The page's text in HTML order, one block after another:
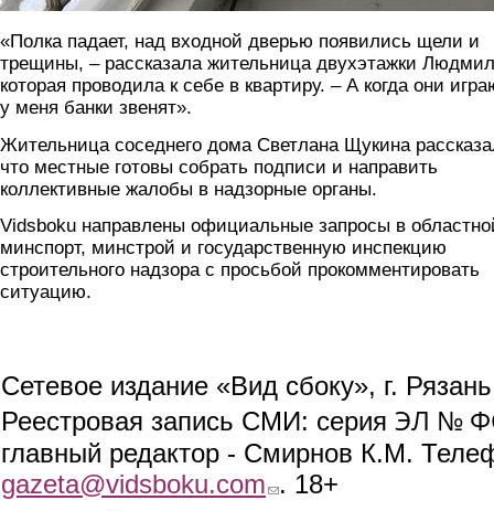
«Полка падает, над входной дверью появились щели и
трещины, – рассказала жительница двухэтажки
которая проводила к себе в квартиру. – А когда они
у меня банки звенят».
Жительница соседнего дома Светлана Щукина
что местные готовы собрать подписи и направить
коллективные жалобы в надзорные органы.
Vidsboku направлены официальные запросы в
минспорт, минстрой и государственную инспекцию
строительного надзора с просьбой прокомментировать
ситуацию.
Сетевое издание «Вид сбоку», г.
Реестровая запись СМИ: серия ЭЛ №
главный редактор - Смирнов К.М.
gazeta@vidsboku.com (link sends e-mail)
. 18+